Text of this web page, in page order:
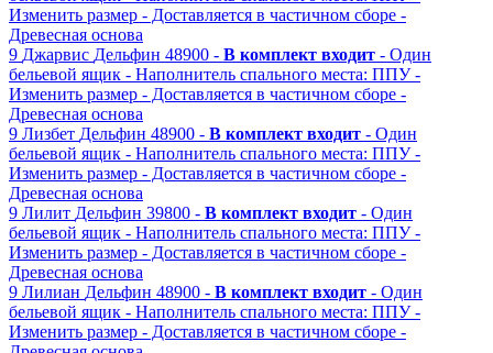
Изменить размер - Доставляется в частичном сборе -
Древесная основа
9 Джарвис Дельфин 48900 - В комплект входит - Один
бельевой ящик - Наполнитель спального места: ППУ -
Изменить размер - Доставляется в частичном сборе -
Древесная основа
9 Лизбет Дельфин 48900 - В комплект входит - Один
бельевой ящик - Наполнитель спального места: ППУ -
Изменить размер - Доставляется в частичном сборе -
Древесная основа
9 Лилит Дельфин 39800 - В комплект входит - Один
бельевой ящик - Наполнитель спального места: ППУ -
Изменить размер - Доставляется в частичном сборе -
Древесная основа
9 Лилиан Дельфин 48900 - В комплект входит - Один
бельевой ящик - Наполнитель спального места: ППУ -
Изменить размер - Доставляется в частичном сборе -